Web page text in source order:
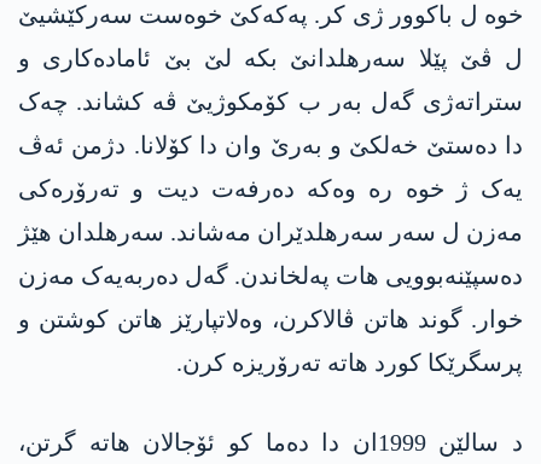
خوە ل باکوور ژی کر. په‌كه‌كێ خوەست سەرکێشیێ
ل ڤێ پێلا سەرهلدانێ بکە لێ بێ ئامادەکاری و
ستراتەژی گەل بەر ب کۆمکوژیێ ڤە کشاند. چەک
دا دەستێ خەلکێ و بەرێ وان دا کۆلانا. دژمن ئەڤ
یەک ژ خوە رە وەکە دەرفەت دیت و تەرۆرەکی
مەزن ل سەر سەرهلدێران مەشاند. سەرهلدان هێژ
دەسپێنەبوویی هات پەلخاندن. گەل دەربەیەک مەزن
خوار. گوند هاتن ڤالاکرن، وەلاتپارێز هاتن کوشتن و
پرسگرێکا کورد هاتە تەرۆریزە کرن.
د سالێن 1999ان دا دەما کو ئۆجالان هاتە گرتن،